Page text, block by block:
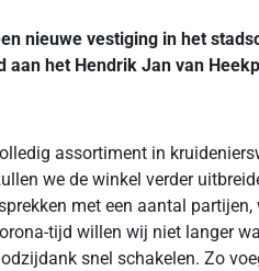
nieuwe vestiging in het
het Hendrik Jan van
assortiment in
we de winkel verder
met een aantal
tijd willen wij niet langer
snel schakelen. Zo